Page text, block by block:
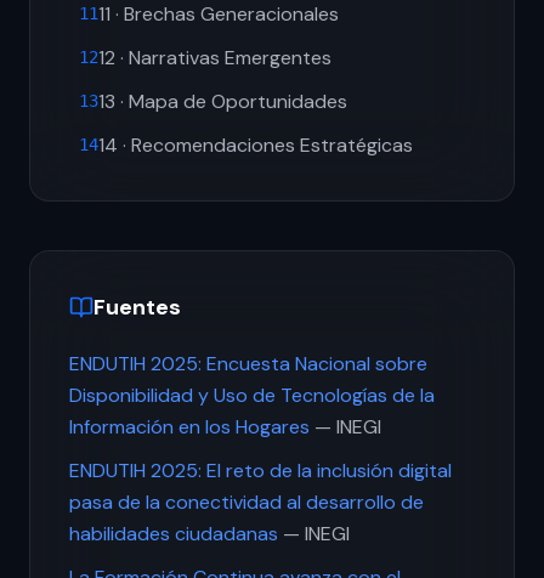
1111 · Brechas Generacionales
1212 · Narrativas Emergentes
1313 · Mapa de Oportunidades
1414 · Recomendaciones Estratégicas
Fuentes
ENDUTIH 2025: Encuesta Nacional sobre
Disponibilidad y Uso de Tecnologías de la
Información en los Hogares — INEGI
ENDUTIH 2025: El reto de la inclusión digital
pasa de la conectividad al desarrollo de
habilidades ciudadanas — INEGI